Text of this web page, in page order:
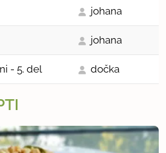
johana
johana
- 5. del dočka